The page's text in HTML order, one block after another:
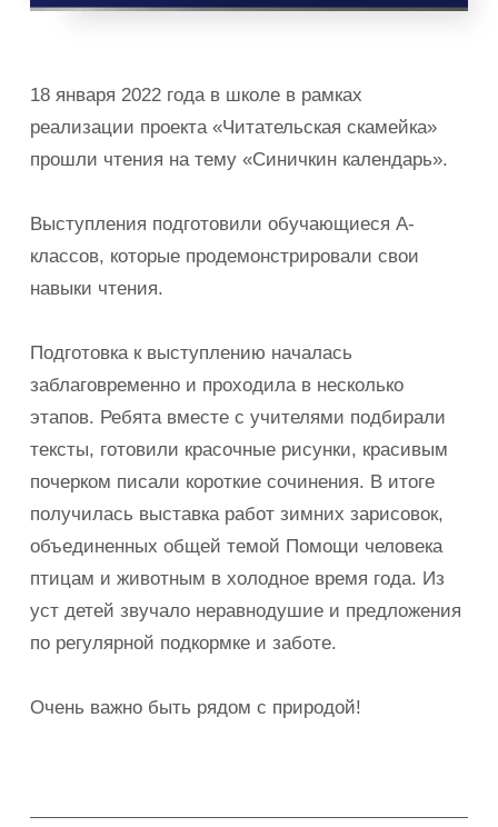
18 января 2022 года в школе в рамках
реализации проекта «Читательская скамейка»
прошли чтения на тему «Синичкин календарь».
Выступления подготовили обучающиеся А-
классов, которые продемонстрировали свои
навыки чтения.
Подготовка к выступлению началась
заблаговременно и проходила в несколько
этапов. Ребята вместе с учителями подбирали
тексты, готовили красочные рисунки, красивым
почерком писали короткие сочинения. В итоге
получилась выставка работ зимних зарисовок,
объединенных общей темой Помощи человека
птицам и животным в холодное время года. Из
уст детей звучало неравнодушие и предложения
по регулярной подкормке и заботе.
Очень важно быть рядом с природой!